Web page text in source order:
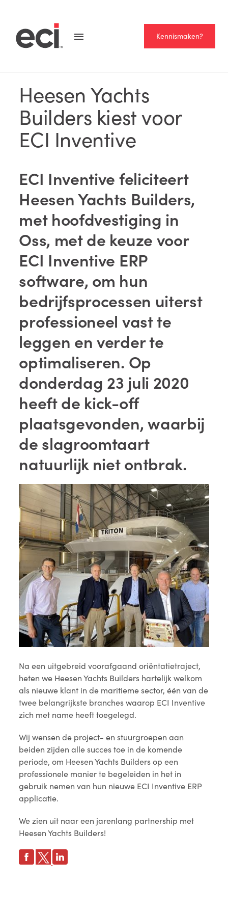
Kennismaken?
Heesen Yachts
Builders kiest voor
ECI Inventive
ECI Inventive feliciteert
Heesen Yachts Builders,
met hoofdvestiging in
Oss, met de keuze voor
ECI Inventive ERP
software, om hun
bedrijfsprocessen uiterst
professioneel vast te
leggen en verder te
optimaliseren. Op
donderdag 23 juli 2020
heeft de kick-off
plaatsgevonden, waarbij
de slagroomtaart
natuurlijk niet ontbrak.
Na een uitgebreid voorafgaand oriëntatietraject,
heten we Heesen Yachts Builders hartelijk welkom
als nieuwe klant in de maritieme sector, één van de
twee belangrijkste branches waarop ECI Inventive
zich met name heeft toegelegd.
Wij wensen de project- en stuurgroepen aan
beiden zijden alle succes toe in de komende
periode, om Heesen Yachts Builders op een
professionele manier te begeleiden in het in
gebruik nemen van hun nieuwe ECI Inventive ERP
applicatie.
We zien uit naar een jarenlang partnership met
Heesen Yachts Builders!